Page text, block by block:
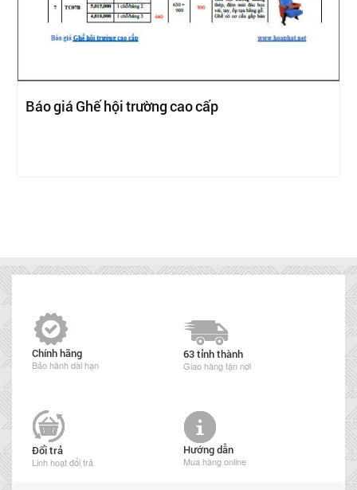
Báo giá Ghế hội trường cao cấp
Chính hãng
Bảo hành dài hạn
63 tỉnh thành
Giao hàng tận nơi
Đổi trả
Linh hoạt đổi trả
Hướng dẫn
Mua hàng online